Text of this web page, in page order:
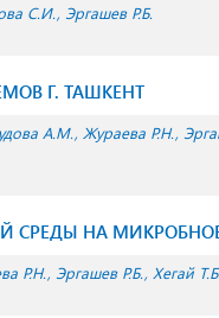
С.И. Эргашев Р.Б.
Г. ТАШКЕНТ
А.М. Жураева Р.Н.
НА
Р.Н. Эргашев Р.Б. Хегай Т.Б.